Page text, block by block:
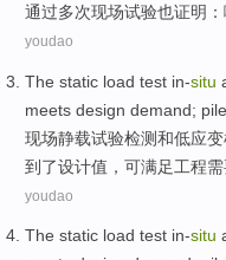
通过多次现场试验也证明 ：
youdao
The static load test in-situ
meets design demand; pile
现场静载试验检测和低应变
到了设计值 ，可满足工程需
youdao
The static load test in-situ